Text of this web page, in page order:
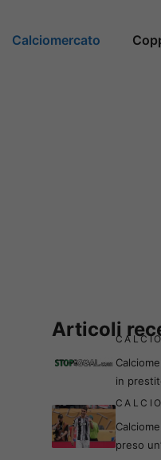
Calciomercato
Articoli
in
preso